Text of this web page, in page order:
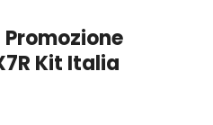
Kit Italia